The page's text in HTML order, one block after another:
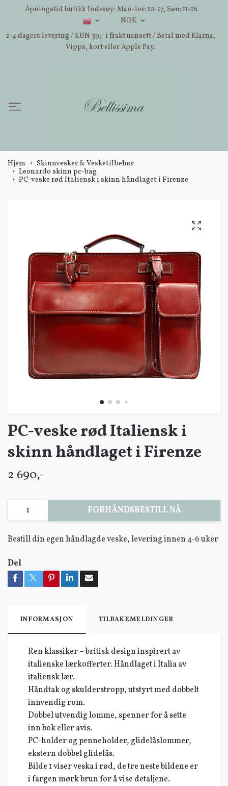
Åpningstid butikk Inderøy: Man-lør: 10-17, Søn: 11-16.
NOK
2-4 dagers levering / KUN 59,- i frakt uansett / Betal med Klarna,
Vipps, kort eller Apple Pay.
Hjem
Skinnvesker & Vesketilbehør
Leonardo skinn pc-bag
PC-veske rød Italiensk i skinn håndlaget i Firenze
PC-veske rød Italiensk i
skinn håndlaget i Firenze
2 690,-
FORHÅNDSBESTILL NÅ
Bestill din egen håndlagde veske, levering innen 4-6 uker
Del
INFORMASJON TILBAKEMELDINGER
Ren klassiker – britisk design inspirert av
italienske lærkofferter. Håndlaget i Italia av
italiensk lær.
Håndtak og skulderstropp, utstyrt med dobbelt
innvendig rom.
Dobbel utvendig lomme, spenner for å sette
inn bok eller avis.
PC-holder og penneholder, glidelåslommer,
ekstern dobbel glidelås.
Bilde 1 viser veska i rød, de tre neste bildene er
i fargen mørk brun for å vise detaljene.